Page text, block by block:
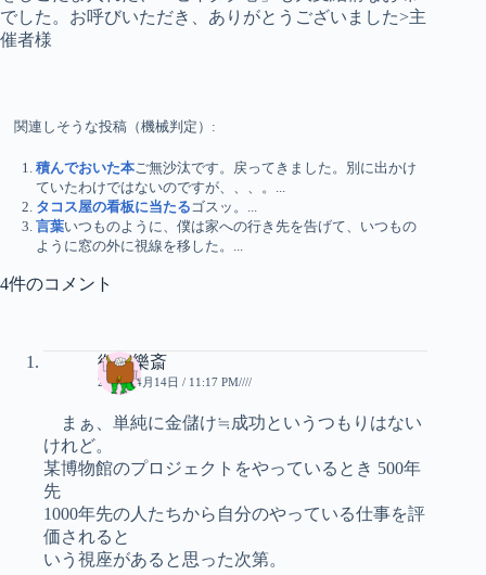
でした。お呼びいただき、ありがとうございました>主
催者様
関連しそうな投稿（機械判定）:
積んでおいた本ご無沙汰です。戻ってきました。別に出かけ
ていたわけではないのですが、、、。...
タコス屋の看板に当たる ゴスッ。...
言葉いつものように、僕は家への行き先を告げて、いつもの
ように窓の外に視線を移した。...
4件のコメント
御氣樂斎
2006年4月14日 / 11:17 PM////
まぁ、単純に金儲け≒成功というつもりはない
けれど。
某博物館のプロジェクトをやっているとき 500年
先
1000年先の人たちから自分のやっている仕事を評
価されると
いう視座があると思った次第。